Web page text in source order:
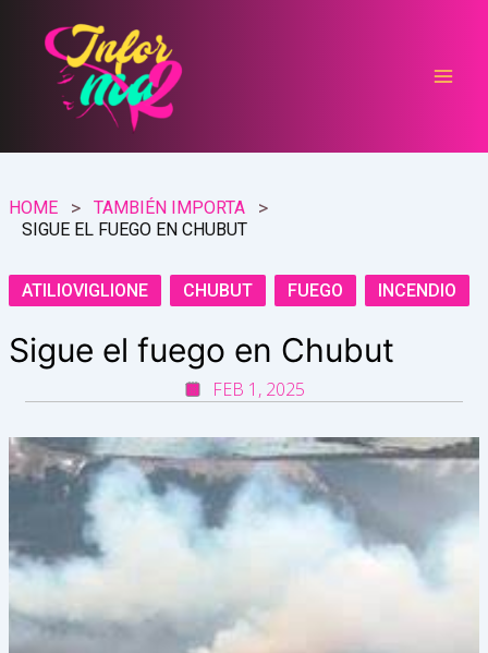
contenido
HOME
TAMBIÉN IMPORTA
SIGUE EL FUEGO EN CHUBUT
ATILIOVIGLIONE CHUBUT FUEGO INCENDIO
Sigue el fuego en Chubut
FEB 1, 2025